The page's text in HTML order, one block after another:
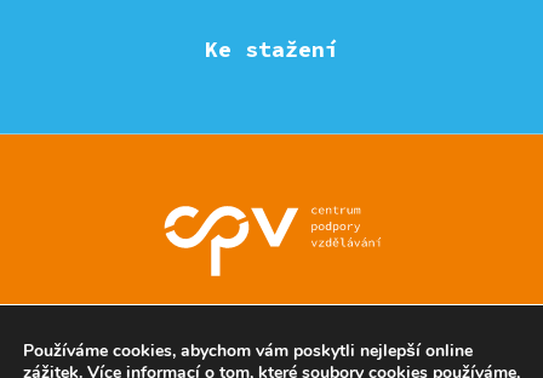
Ke stažení
Používáme cookies, abychom vám poskytli nejlepší online
zážitek. Více informací o tom, které soubory cookies používáme,